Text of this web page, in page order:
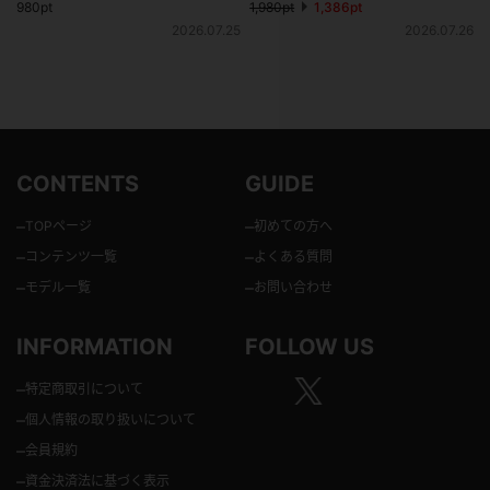
980pt
2026.07.25
1,980pt
1,386pt
2026.07.26
CONTENTS
–TOPページ
– コンテンツ一覧
– モデル一覧
GUIDE
–初めての方へ
– よくある質問
–お問い合わせ
INFORMATION
–特定商取引について
–個人情報の取り扱いについて
–会員規約
–資金決済法に基づく表示
FOLLOW US